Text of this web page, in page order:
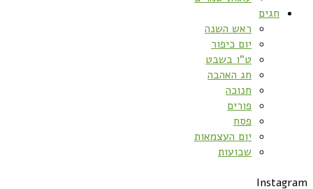
חגים
ראש השנה
יום כיפור
ט”ו בשבט
חג האהבה
חנוכה
פורים
פסח
יום העצמאות
שבועות
Instagram